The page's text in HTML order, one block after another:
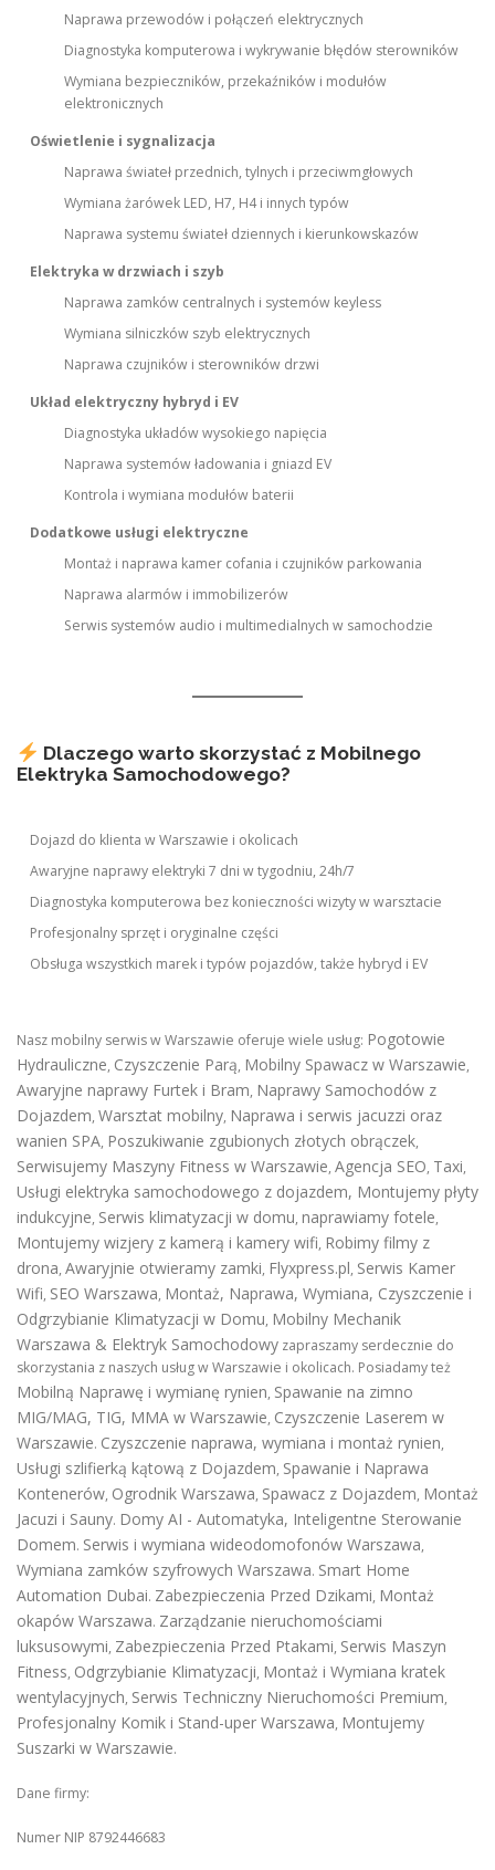
Naprawa przewodów i połączeń elektrycznych
Diagnostyka komputerowa i wykrywanie błędów sterowników
Wymiana bezpieczników, przekaźników i modułów
elektronicznych
Oświetlenie i sygnalizacja
Naprawa świateł przednich, tylnych i przeciwmgłowych
Wymiana żarówek LED, H7, H4 i innych typów
Naprawa systemu świateł dziennych i kierunkowskazów
Elektryka w drzwiach i szyb
Naprawa zamków centralnych i systemów keyless
Wymiana silniczków szyb elektrycznych
Naprawa czujników i sterowników drzwi
Układ elektryczny hybryd i EV
Diagnostyka układów wysokiego napięcia
Naprawa systemów ładowania i gniazd EV
Kontrola i wymiana modułów baterii
Dodatkowe usługi elektryczne
Montaż i naprawa kamer cofania i czujników parkowania
Naprawa alarmów i immobilizerów
Serwis systemów audio i multimedialnych w samochodzie
Dlaczego warto skorzystać z Mobilnego
Elektryka Samochodowego?
Dojazd do klienta w Warszawie i okolicach
Awaryjne naprawy elektryki 7 dni w tygodniu, 24h/7
Diagnostyka komputerowa bez konieczności wizyty w warsztacie
Profesjonalny sprzęt i oryginalne części
Obsługa wszystkich marek i typów pojazdów, także hybryd i EV
Nasz mobilny serwis w Warszawie oferuje wiele usług: Pogotowie
Hydrauliczne, Czyszczenie Parą, Mobilny Spawacz w Warszawie,
Awaryjne naprawy Furtek i Bram, Naprawy Samochodów z
Dojazdem, Warsztat mobilny, Naprawa i serwis jacuzzi oraz
wanien SPA, Poszukiwanie zgubionych złotych obrączek,
Serwisujemy Maszyny Fitness w Warszawie, Agencja SEO, Taxi,
Usługi elektryka samochodowego z dojazdem, Montujemy płyty
indukcyjne, Serwis klimatyzacji w domu, naprawiamy fotele,
Montujemy wizjery z kamerą i kamery wifi, Robimy filmy z
drona, Awaryjnie otwieramy zamki, Flyxpress.pl, Serwis Kamer
Wifi, SEO Warszawa, Montaż, Naprawa, Wymiana, Czyszczenie i
Odgrzybianie Klimatyzacji w Domu, Mobilny Mechanik
Warszawa & Elektryk Samochodowy zapraszamy serdecznie do
skorzystania z naszych usług w Warszawie i okolicach. Posiadamy też
Mobilną Naprawę i wymianę rynien, Spawanie na zimno
MIG/MAG, TIG, MMA w Warszawie, Czyszczenie Laserem w
Warszawie. Czyszczenie naprawa, wymiana i montaż rynien,
Usługi szlifierką kątową z Dojazdem, Spawanie i Naprawa
Kontenerów, Ogrodnik Warszawa, Spawacz z Dojazdem, Montaż
Jacuzi i Sauny. Domy AI - Automatyka, Inteligentne Sterowanie
Domem. Serwis i wymiana wideodomofonów Warszawa,
Wymiana zamków szyfrowych Warszawa. Smart Home
Automation Dubai. Zabezpieczenia Przed Dzikami, Montaż
okapów Warszawa. Zarządzanie nieruchomościami
luksusowymi, Zabezpieczenia Przed Ptakami, Serwis Maszyn
Fitness, Odgrzybianie Klimatyzacji, Montaż i Wymiana kratek
wentylacyjnych, Serwis Techniczny Nieruchomości Premium,
Profesjonalny Komik i Stand-uper Warszawa, Montujemy
Suszarki w Warszawie.
Dane firmy:
Numer NIP 8792446683